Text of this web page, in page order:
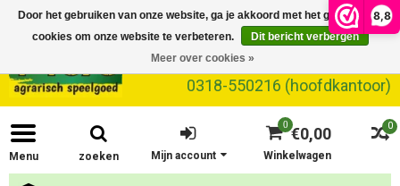
8,8
0318-550216 (hoofdkantoor)
Menu zoeken
0
0 €0,00
Winkelwagen
Mijn account
Door het gebruiken van onze website, ga je akkoord met het gebruik van
cookies om onze website te verbeteren.
Dit bericht verbergen
Meer over cookies »